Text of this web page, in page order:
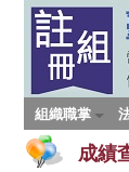
組織職掌
成績